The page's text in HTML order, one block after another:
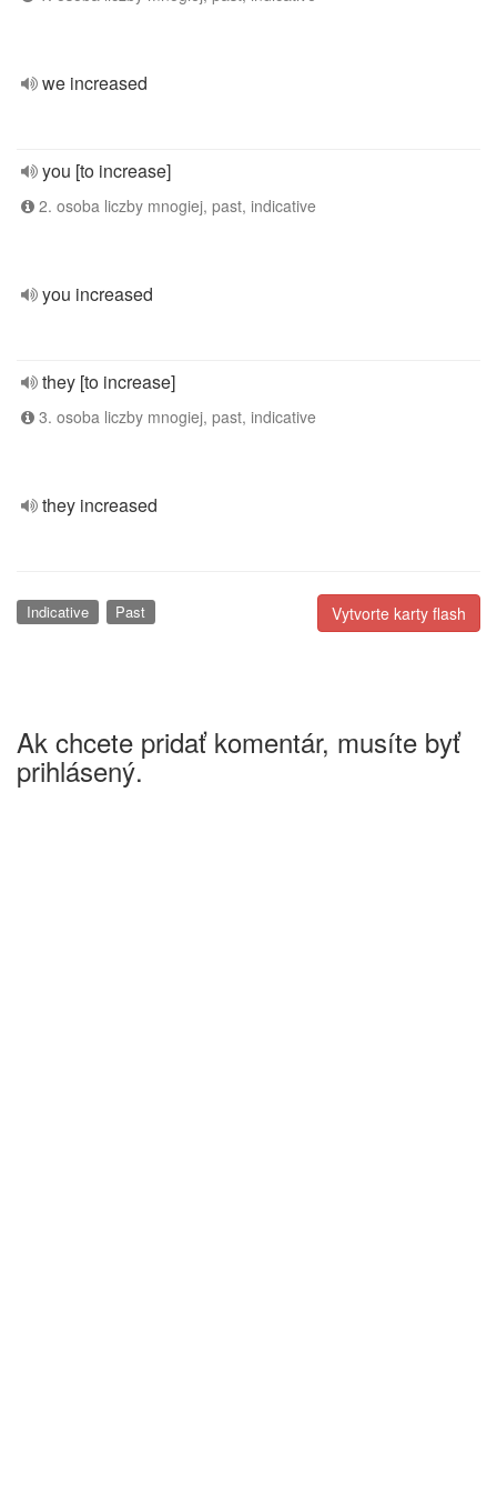
we increased
you [to increase]
2. osoba liczby mnogiej, past, indicative
you increased
they [to increase]
3. osoba liczby mnogiej, past, indicative
they increased
Vytvorte karty flash
Indicative Past
Ak chcete pridať komentár, musíte byť
prihlásený.